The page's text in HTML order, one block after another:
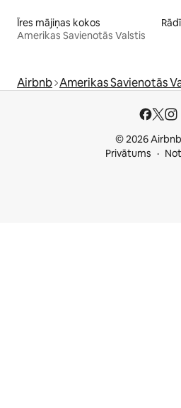
Īres mājiņas kokos
Amerikas Savienotās Valstis
Airbnb Amerikas Savienotās
© 2026
Privātums